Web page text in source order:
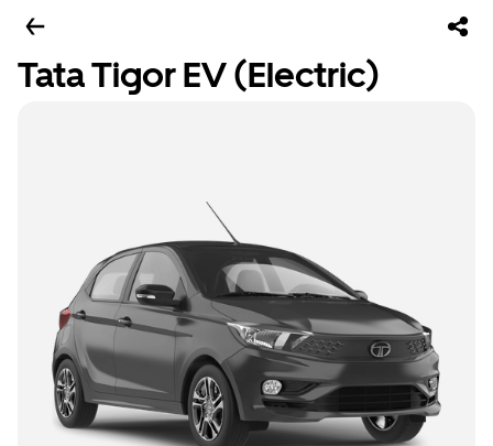
Tata Tigor EV (Electric)